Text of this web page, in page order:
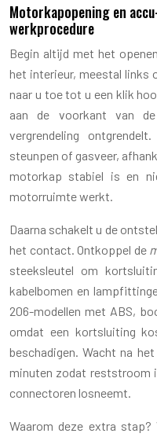
Motorkapopening en
werkprocedure
Begin altijd met het
het interieur, meestal links
naar u toe tot u een klik
aan de voorkant van
vergrendeling
steunpen of gasveer,
motorkap stabiel is en
motorruimte werkt.
Daarna schakelt u de
het contact. Ontkoppel de
steeksleutel om
kabelbomen en
206-modellen met ABS,
omdat een kortsluiting
beschadigen. Wacht na
minuten zodat reststroom
connectoren losneemt.
Waarom deze extra